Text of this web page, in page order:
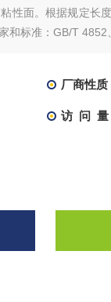
性面。根据规定长
和标准：GB/T 4852
厂商性质
访 问 量